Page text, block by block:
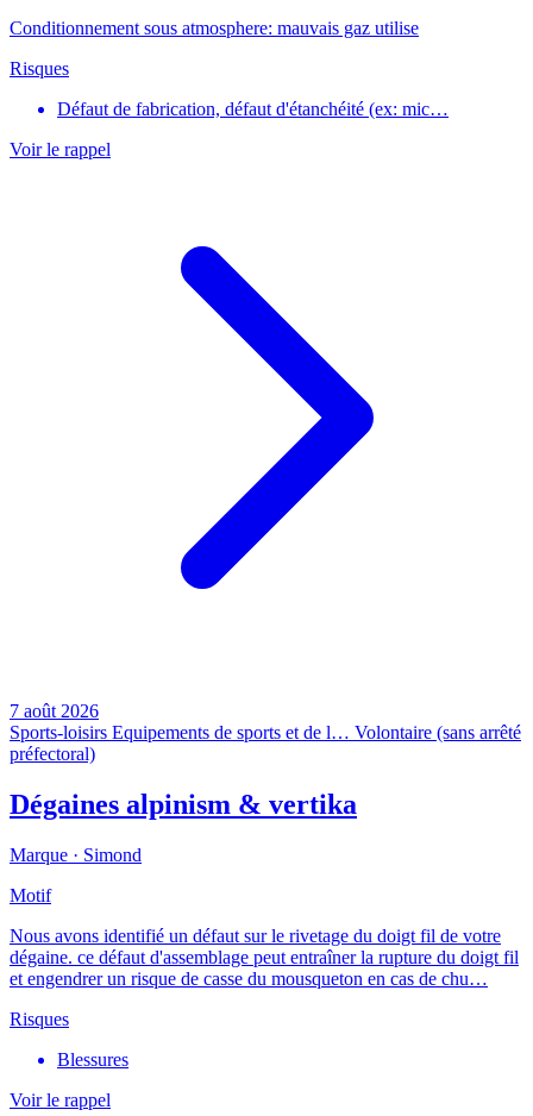
Conditionnement sous atmosphere: mauvais gaz utilise
Risques
Défaut de fabrication, défaut d'étanchéité (ex: mic…
Voir le rappel
7 août 2026
Sports-loisirs Equipements de sports et de l… Volontaire (sans arrêté
préfectoral)
Dégaines alpinism & vertika
Marque · Simond
Motif
Nous avons identifié un défaut sur le rivetage du doigt fil de votre
dégaine. ce défaut d'assemblage peut entraîner la rupture du doigt fil
et engendrer un risque de casse du mousqueton en cas de chu…
Risques
Blessures
Voir le rappel